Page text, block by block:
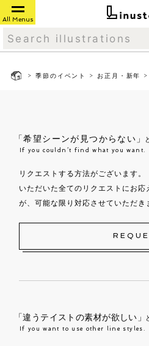
All Menus
>季節のイベント > お正月・新年 >
「希望シーンが見つからない」
If you couldn’t find what you want.
リクエストする方法がございます。
いただいた全てのリクエストにお
が、可能な限り対応させていただき
「違うテイストの素材が欲しい」
If you want to use other line styles.